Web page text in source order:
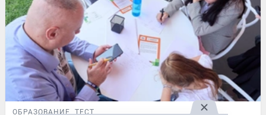
ОБРАЗОВАНИЕ ТЕСТ